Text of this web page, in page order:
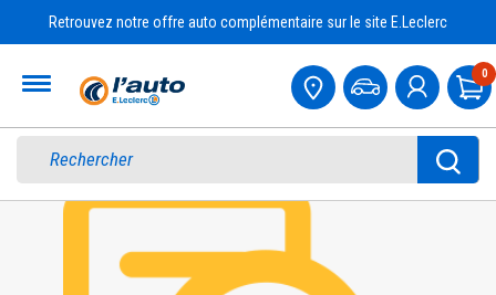
Retrouvez notre offre auto complémentaire sur le site E.Leclerc
0